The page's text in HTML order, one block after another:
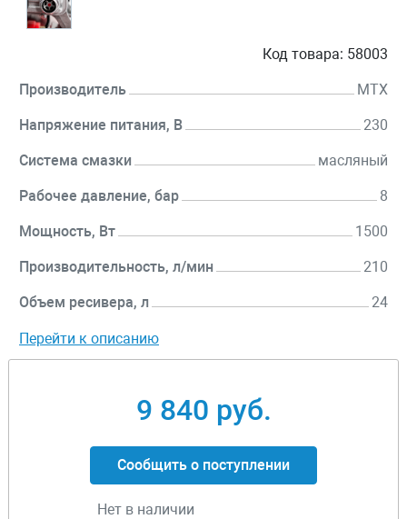
Код товара: 58003
Производитель MTX
Напряжение питания, В 230
Система смазки масляный
Рабочее давление, бар 8
Мощность, Вт 1500
Производительность, л/мин 210
Объем ресивера, л 24
Перейти к описанию
9 840 руб.
Сообщить о поступлении
Нет в наличии